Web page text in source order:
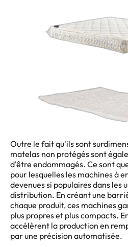
Outre le fait qu'ils sont
matelas non protégés sont
d'être endommagés. Ce sont
pour lesquelles les machines à
devenues si populaires dans les
distribution. En créant une
chaque produit, ces machines
plus propres et plus compacts.
accélèrent la production en
par une précision automatisée.